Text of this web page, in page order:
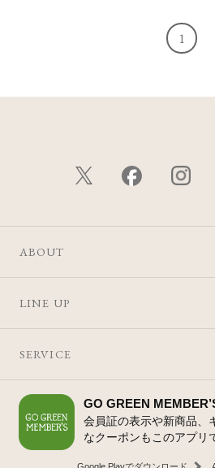
1
ABOUT
LINE UP
SERVICE
GO GREEN
会員証の表示や新商品、
なクーポンもこのアプリ